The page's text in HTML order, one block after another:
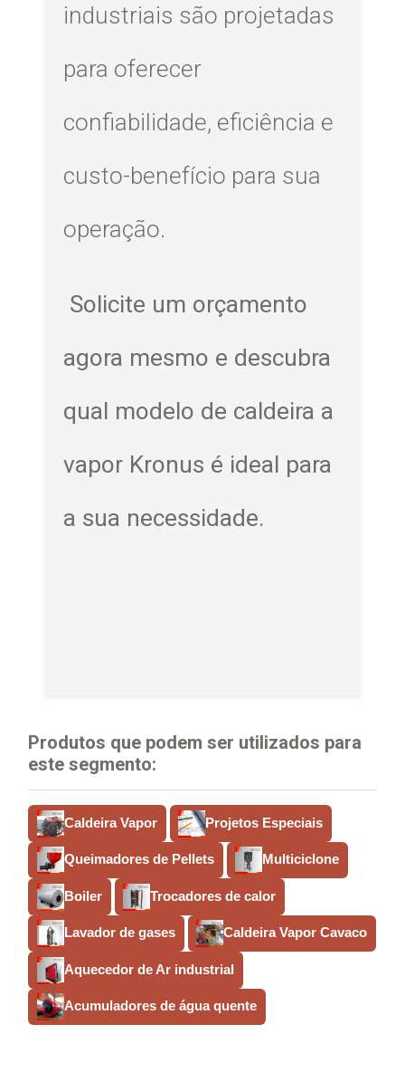
industriais são projetadas
para oferecer
confiabilidade, eficiência e
custo-benefício para sua
operação.
Solicite um orçamento
agora mesmo e descubra
qual modelo de caldeira a
vapor Kronus é ideal para
a sua necessidade.
Produtos que podem ser utilizados para
este segmento:
Caldeira Vapor Projetos Especiais
Queimadores de Pellets Multiciclone
Boiler Trocadores de calor
Lavador de gases Caldeira Vapor Cavaco
Aquecedor de Ar industrial
Acumuladores de água quente